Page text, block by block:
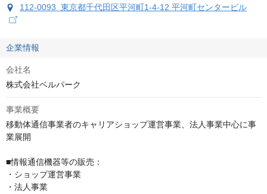
112-0093 東京都千代田区平河町1-4-12 平河町センタービル
企業情報
会社名
株式会社ベルパーク
事業概要
移動体通信事業者のキャリアショップ運営事業、法人事業中心に事
業展開
■情報通信機器等の販売：
・ショップ運営事業
・法人事業